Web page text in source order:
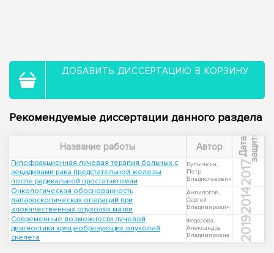
ДОБАВИТЬ ДИССЕРТАЦИЮ В КОРЗИНУ
Рекомендуемые диссертации данного раздела
Название работы Автор Д
а
т
а
з
а
щ
и
т ы
Гипофракционная лучевая терапия больных с
рецидивами рака предстательной железы
после радикальной простатэктомии
Булычкин,
Петр
Владиславович
2017
Онкологическая обоснованность
лапароскопических операций при
злокачественных опухолях матки
Анпилогов,
Сергей
Владимирович
2014
Современные возможности лучевой
диагностики хрящеобразующих опухолей
скелета
Федорова,
Александра
Владимировна
2019